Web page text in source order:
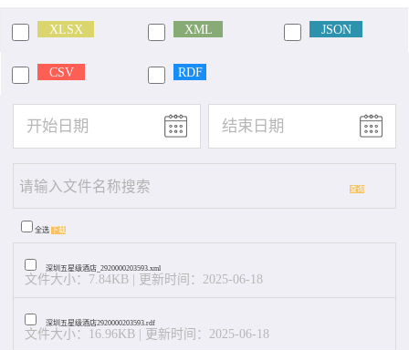
XLSX XML JSON
CSV RDF
查询
全选 下载
深圳五星级酒店_2920000203593.xml
文件大小：7.84KB | 更新时间：2025-06-18
深圳五星级酒店2920000203593.rdf
文件大小：16.96KB | 更新时间：2025-06-18